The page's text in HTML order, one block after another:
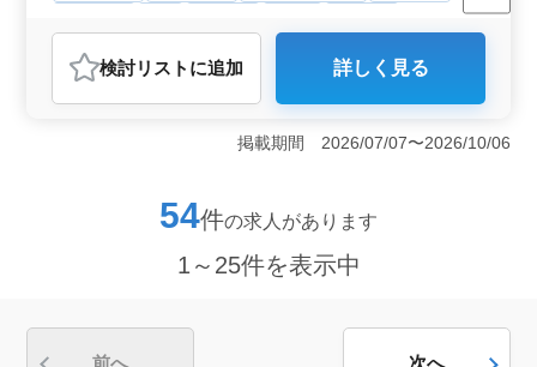
おすすめポイント
＜働きやすさ＞ 残業が少なく、週3からの柔軟な勤務が
可能な環境です。これにより、プライベートとの両立が
スムーズに行え、メリハリのある働き方が実現します。
す。 ＜経験者歓迎＞ 看護師実務経験5年以上のベテ
ランの方には、豊富な経験を活かして活躍の場が与えら
フがしっかりとサポートし、安心して業務に取り組むこ
ベテランの方々が、チームの一員として大きな役割を果
検討リスト に追加 詳しく見る
掲載期間 2026/07/07〜2026/10/06
54件の求人があります
1～25件を表示中